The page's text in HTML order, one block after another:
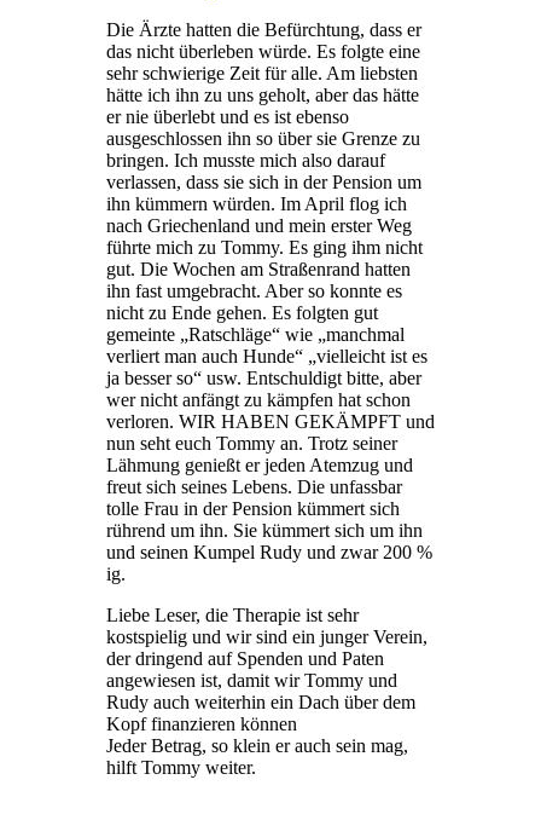
Die Ärzte hatten die Befürchtung, dass er
das nicht überleben würde. Es folgte eine
sehr schwierige Zeit für alle. Am liebsten
hätte ich ihn zu uns geholt, aber das hätte
er nie überlebt und es ist ebenso
ausgeschlossen ihn so über sie Grenze zu
bringen. Ich musste mich also darauf
verlassen, dass sie sich in der Pension um
ihn kümmern würden. Im April flog ich
nach Griechenland und mein erster Weg
führte mich zu Tommy. Es ging ihm nicht
gut. Die Wochen am Straßenrand hatten
ihn fast umgebracht. Aber so konnte es
nicht zu Ende gehen. Es folgten gut
gemeinte „Ratschläge“ wie „manchmal
verliert man auch Hunde“ „vielleicht ist es
ja besser so“ usw. Entschuldigt bitte, aber
wer nicht anfängt zu kämpfen hat schon
verloren. WIR HABEN GEKÄMPFT und
nun seht euch Tommy an. Trotz seiner
Lähmung genießt er jeden Atemzug und
freut sich seines Lebens. Die unfassbar
tolle Frau in der Pension kümmert sich
rührend um ihn. Sie kümmert sich um ihn
und seinen Kumpel Rudy und zwar 200 %
ig.
Liebe Leser, die Therapie ist sehr
kostspielig und wir sind ein junger Verein,
der dringend auf Spenden und Paten
angewiesen ist, damit wir Tommy und
Rudy auch weiterhin ein Dach über dem
Kopf finanzieren können
Jeder Betrag, so klein er auch sein mag,
hilft Tommy weiter.